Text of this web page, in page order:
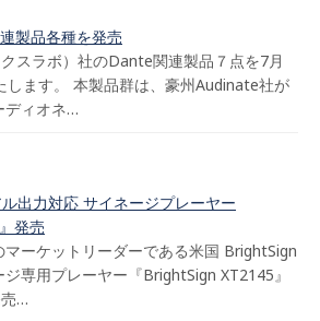
製品各種を発売
スラボ）社のDante関連製品７点を7月
します。 本製品群は、豪州Audinate社が
ディオネ…
出力対応 サイネージプレーヤー
発売
ーケットリーダーである米国 BrightSign
専用プレーヤー『BrightSign XT2145』
…